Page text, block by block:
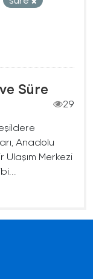
Süre
29
Anadolu
Merkezi